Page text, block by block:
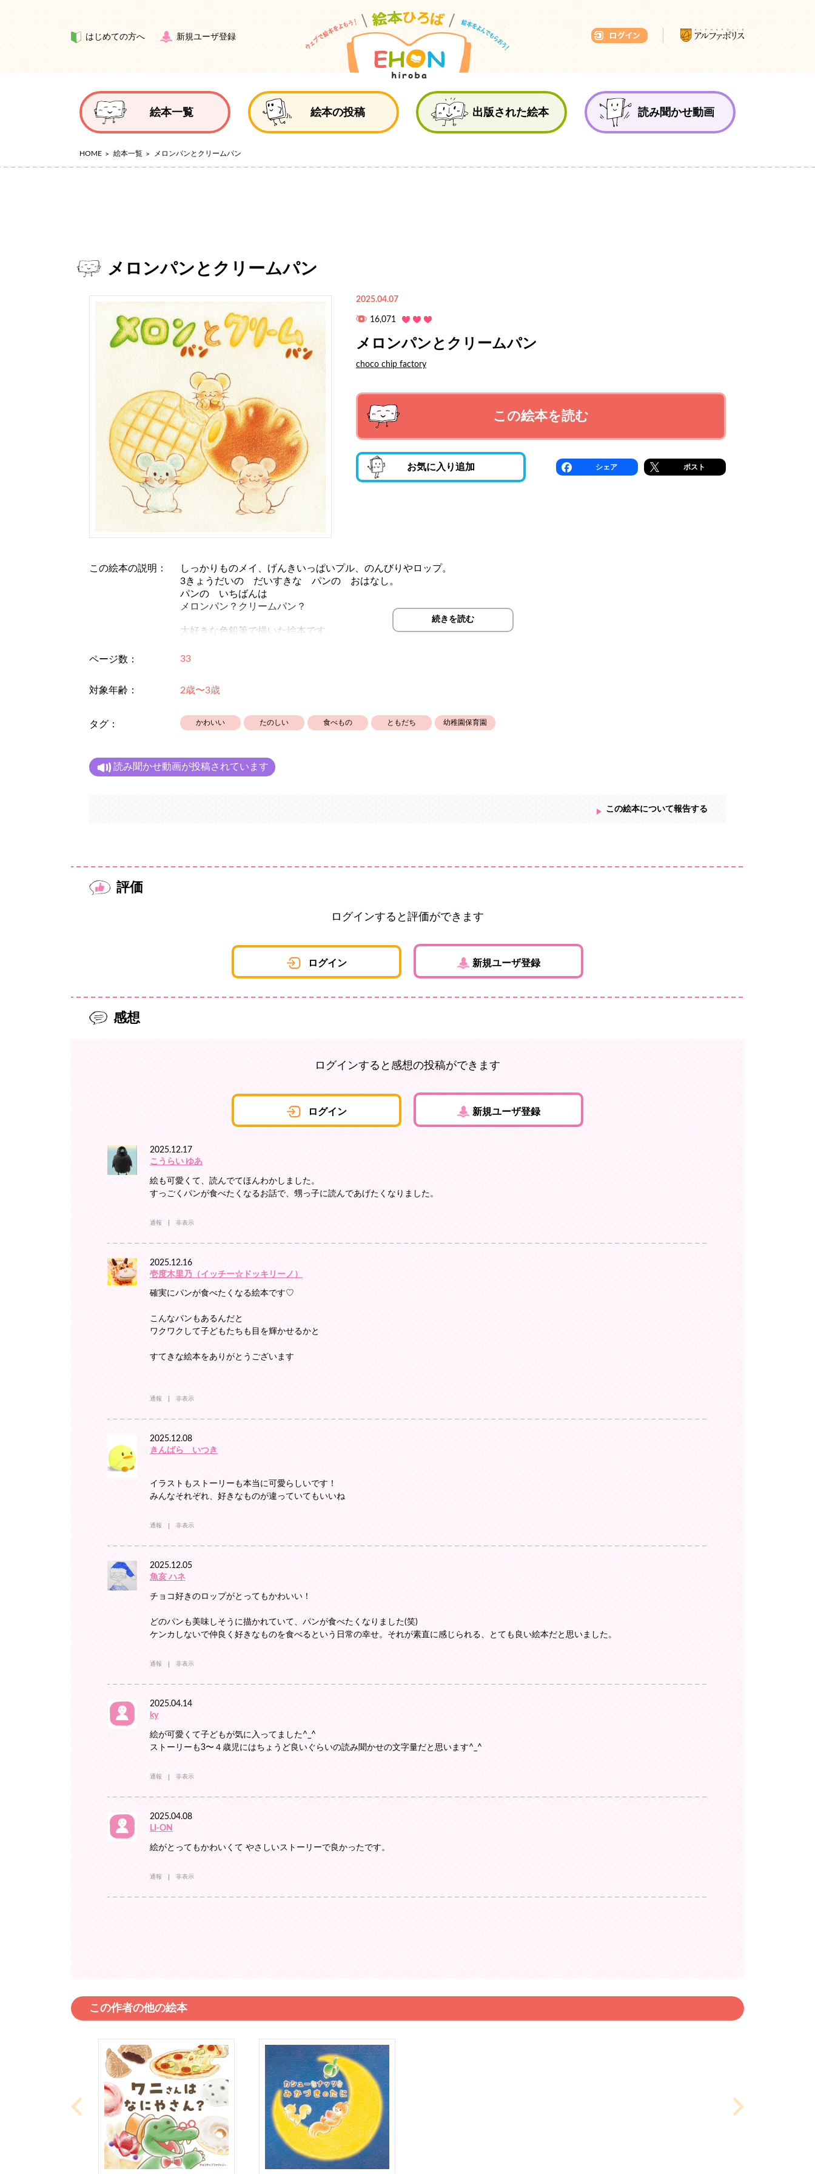
はじめての方へ 新規ユーザ登録
絵本一覧 絵本の投稿 出版された絵本 読み聞かせ動画
HOME 絵本一覧 メロンパンとクリームパン
メロンパンとクリームパン
2025.04.07
16,071
メロンパンとクリームパン
choco chip factory
この絵本を読む
お気に入り追加 シェア ポスト
この絵本の説明：
しっかりものメイ、げんきいっぱいプル、のんびりやロップ。
3きょうだいの だいすきな パンの おはなし。
パンの いちばんは
メロンパン？クリームパン？
大好きな色鉛筆で描いた絵本です。
続きを読む
ページ数： 33
対象年齢： 2歳〜3歳
タグ： かわいい たのしい 食べもの ともだち 幼稚園保育園
読み聞かせ動画が投稿されています
この絵本について報告する
評価
ログインすると評価ができます
ログイン 新規ユーザ登録
感想
ログインすると感想の投稿ができます
ログイン 新規ユーザ登録
2025.12.17
こうらい ゆあ
絵も可愛くて、読んでてほんわかしました。
すっごくパンが食べたくなるお話で、甥っ子に読んであげたくなりました。
通報 非表示
2025.12.16
壱度木里乃（イッチー☆ドッキリーノ）
確実にパンが食べたくなる絵本です♡
こんなパンもあるんだと
ワクワクして子どもたちも目を輝かせるかと
すてきな絵本をありがとうございます
通報 非表示
2025.12.08
きんばら いつき
イラストもストーリーも本当に可愛らしいです！
みんなそれぞれ、好きなものが違っていてもいいね
通報 非表示
2025.12.05
魚亥 ハネ
チョコ好きのロップがとってもかわいい！
どのパンも美味しそうに描かれていて、パンが食べたくなりました(笑)
ケンカしないで仲良く好きなものを食べるという日常の幸せ。それが素直に感じられる、とても良い絵本だと思いました。
通報 非表示
2025.04.14
ky
絵が可愛くて子どもが気に入ってました^_^
ストーリーも3〜４歳児にはちょうど良いぐらいの読み聞かせの文字量だと思います^_^
通報 非表示
2025.04.08
LI-ON
絵がとってもかわいくて やさしいストーリーで良かったです。
通報 非表示
この作者の他の絵本